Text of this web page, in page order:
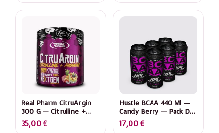
Real Pharm CitruArgin
300 G — Citrulline +
Arginine — Blue
Raspberry
35,00 €
Hustle BCAA 440 Ml —
Candy Berry — Pack De
6
17,00 €